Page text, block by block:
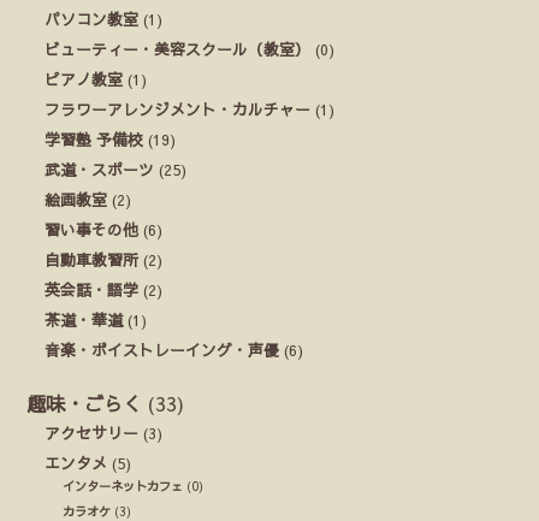
パソコン教室 (1)
ビューティー・美容スクール（教室）
(0)
ピアノ教室 (1)
フラワーアレンジメント・カルチャー (1)
学習塾 予備校 (19)
武道・スポーツ (25)
絵画教室 (2)
習い事その他 (6)
自動車教習所(2)
英会話・語学 (2)
茶道・華道(1)
音楽・ボイストレーイング・声優 (6)
趣味・ごらく (33)
アクセサリー (3)
エンタメ (5)
インターネットカフェ (0)
カラオケ (3)